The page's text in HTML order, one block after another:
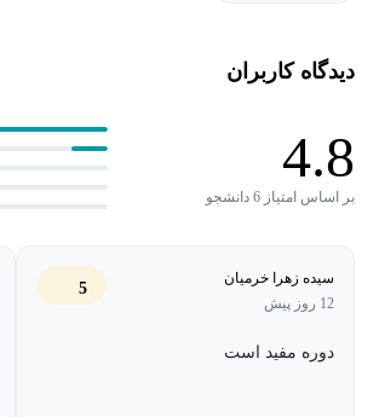
دیدگاه کاربران
4.8
بر اساس امتیاز 6 دانشجو
سیده زهرا خرمیان
12 روز پیش
5
دوره مفید است